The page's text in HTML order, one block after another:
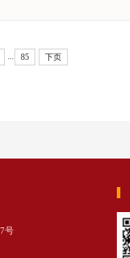
85 下页
号